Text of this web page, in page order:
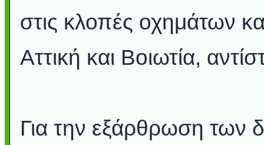
στις κλοπές οχημάτων
Αττική και Βοιωτία,
Για την εξάρθρωση των